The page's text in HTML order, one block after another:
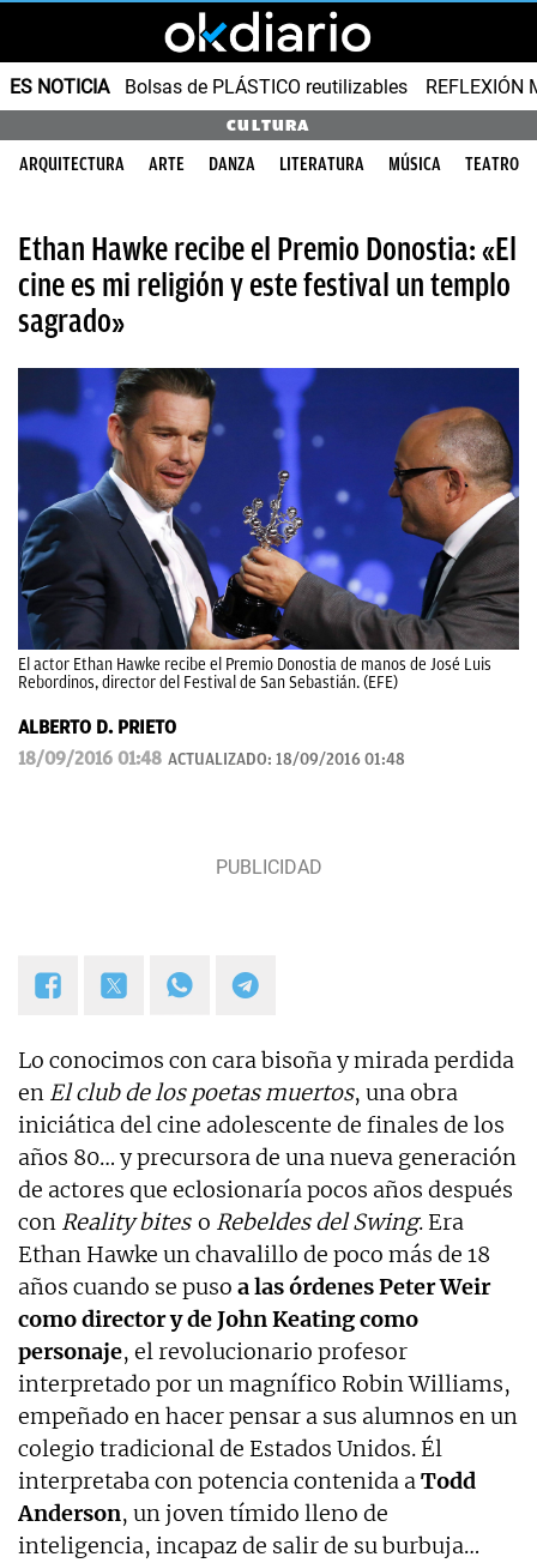
ES NOTICIA Bolsas de PLÁSTICO reutilizables REFLEXIÓN
CULTURA
ARQUITECTURA ARTE DANZA LITERATURA MÚSICA TEATRO
Ethan Hawke recibe el Premio Donostia: «El
cine es mi religión y este festival un templo
sagrado»
El actor Ethan Hawke recibe el Premio Donostia de manos de José Luis
Rebordinos, director del Festival de San Sebastián. (EFE)
ALBERTO D. PRIETO
18/09/2016 01:48 ACTUALIZADO: 18/09/2016 01:48
Lo conocimos con cara bisoña y mirada perdida
en El club de los poetas muertos, una obra
iniciática del cine adolescente de finales de los
años 80… y precursora de una nueva generación
de actores que eclosionaría pocos años después
con Reality bites o Rebeldes del Swing. Era
Ethan Hawke un chavalillo de poco más de 18
años cuando se puso a las órdenes Peter Weir
como director y de John Keating como
personaje, el revolucionario profesor
interpretado por un magnífico Robin Williams,
empeñado en hacer pensar a sus alumnos en un
colegio tradicional de Estados Unidos. Él
interpretaba con potencia contenida aTodd
Anderson, un joven tímido lleno de
inteligencia, incapaz de salir de su burbuja…